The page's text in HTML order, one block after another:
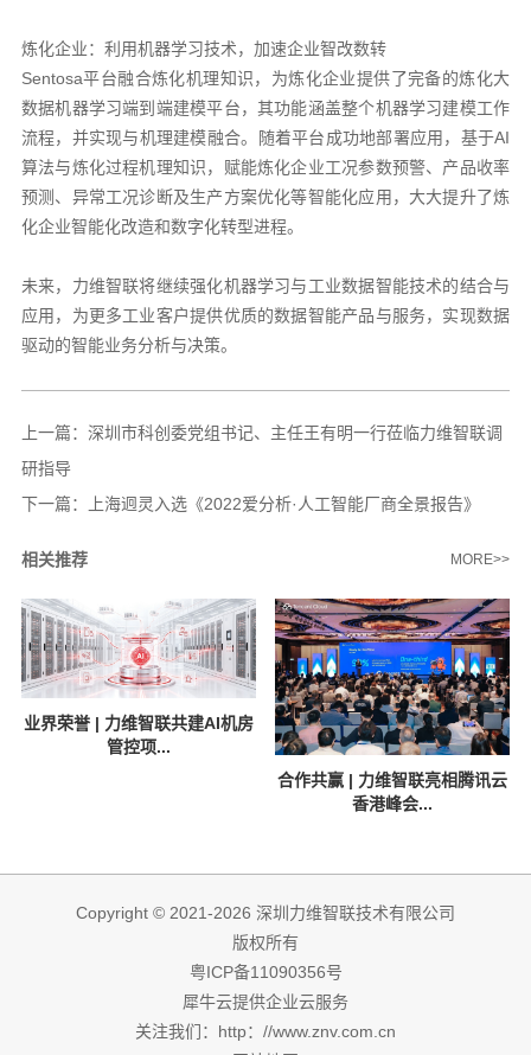
炼化企业：利用机器学习技术，加速企业智改数转
Sentosa平台融合炼化机理知识，为炼化企业提供了完备的炼化大
数据机器学习端到端建模平台，其功能涵盖整个机器学习建模工作
流程，并实现与机理建模融合。随着平台成功地部署应用，基于AI
算法与炼化过程机理知识，赋能炼化企业工况参数预警、产品收率
预测、异常工况诊断及生产方案优化等智能化应用，大大提升了炼
化企业智能化改造和数字化转型进程。
未来，力维智联将继续强化机器学习与工业数据智能技术的结合与
应用，为更多工业客户提供优质的数据智能产品与服务，实现数据
驱动的智能业务分析与决策。
上一篇： 深圳市科创委党组书记、主任王有明一行莅临力维智联调
研指导
下一篇：
上海迥灵入选《2022爱分析·人工智能厂商全景报告》
相关推荐 MORE>>
业界荣誉 | 力维智联共建AI机房
管控项...
合作共赢 | 力维智联亮相腾讯云
香港峰会...
Copyright © 2021-2026 深圳力维智联技术有限公司
版权所有
粤ICP备11090356号
犀牛云提供企业云服务
关注我们：http：//www.znv.com.cn